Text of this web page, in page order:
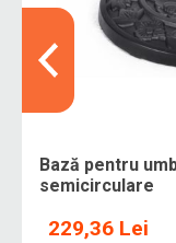
Bază pentru
semicirculare
229,36 Lei